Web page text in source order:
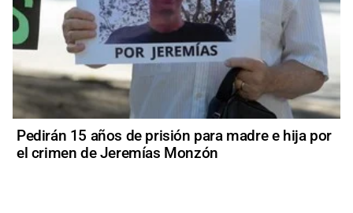
Pedirán 15 años de prisión para madre e hija por
el crimen de Jeremías Monzón